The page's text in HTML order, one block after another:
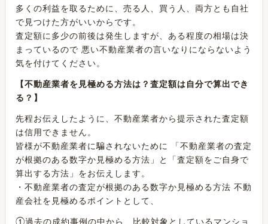
多くの利益を取るために、売る人、買う人、両方とも自社
で見つけた方がいいからです。
査定額に多少の前後は発生しますが、ある程度の相場は決
まっているので 悪い不動産業者の言いなりにならないよう
気を付けてください。
【不動産業者を見極める方法は？査定額は自分で算出でき
る？】
先程お伝えしたように、不動産業者から提示された査定額
は信用できません。
皆様が不動産業者に騙されないために 「不動産業者の査定
が根拠のある数字か見極める方法」と「査定額をご自身で
算出する方法」をお伝えします。
・不動産業者の査定が根拠のある数字か見極める方法 不動
産会社を見極めるポイントとして、
①過去の成約事例の中から、比較対象としているマンショ